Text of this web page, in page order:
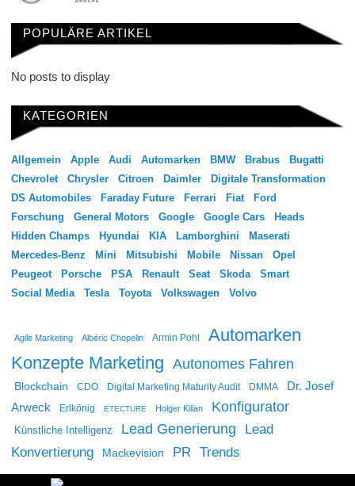
POPULÄRE ARTIKEL
No posts to display
KATEGORIEN
Allgemein Apple Audi Automarken BMW Brabus
Bugatti
Chevrolet
Chrysler Citroen Daimler
Digitale Transformation
DS Automobiles
Faraday Future Ferrari Fiat
Ford
Forschung
General Motors Google Google Cars
Heads
Hidden Champs
Hyundai KIA Lamborghini
Maserati
Mercedes-Benz
Mini Mitsubishi Mobile Nissan
Opel
Peugeot
Porsche PSA Renault Seat Skoda
Smart
Social Media
Tesla Toyota Volkswagen Volvo
Agile Marketing Albéric Chopelin Armin Pohl
Automarken
Konzepte Marketing Autonomes Fahren
Blockchain CDO Digital Marketing Maturity Audit DMMA
Dr. Josef
Arweck
Erlkönig ETECTURE Holger Kilian Konfigurator
Künstliche Intelligenz Lead Generierung
Lead
Konvertierung
Mackevision PR Trends